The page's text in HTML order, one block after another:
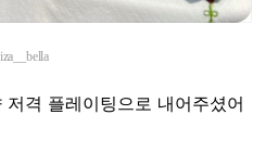
저격 플레이팅으로 내어주셨어